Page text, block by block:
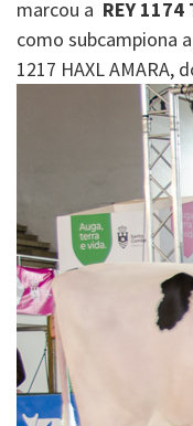
marcou a REY 1174
como subcampiona
1217 HAXL AMARA,